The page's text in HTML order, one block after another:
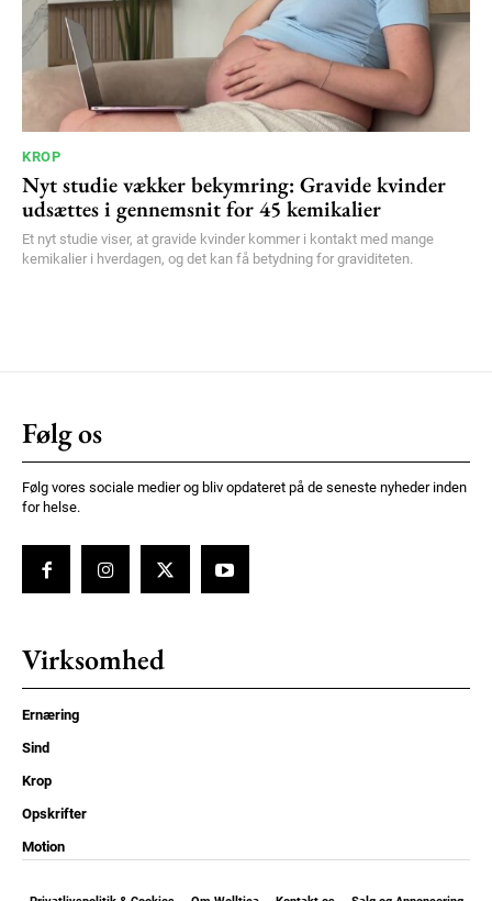
KROP
Nyt studie vækker bekymring: Gravide kvinder
udsættes i gennemsnit for 45 kemikalier
Et nyt studie viser, at gravide kvinder kommer i kontakt med mange
kemikalier i hverdagen, og det kan få betydning for graviditeten.
Følg os
Følg vores sociale medier og bliv opdateret på de seneste nyheder inden
for helse.
Virksomhed
Ernæring
Sind
Krop
Opskrifter
Motion